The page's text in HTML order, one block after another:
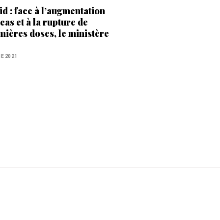
: face à l’augmentation
et à la rupture de
doses, le ministère
2021